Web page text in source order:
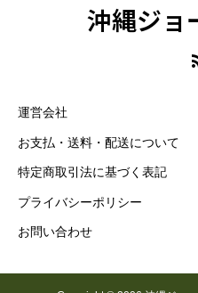
沖縄ジョ
運営会社
お支払・送料・配送について
特定商取引法に基づく表記
プライバシーポリシー
お問い合わせ